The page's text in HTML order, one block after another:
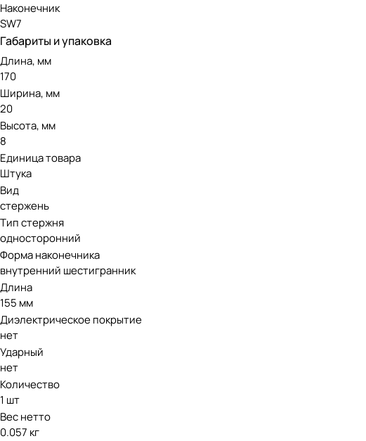
Наконечник
SW7
Габариты и упаковка
Длина, мм
170
Ширина, мм
20
Высота, мм
8
Единица товара
Штука
Вид
стержень
Тип стержня
односторонний
Форма наконечника
внутренний шестигранник
Длина
155 мм
Диэлектрическое покрытие
нет
Ударный
нет
Количество
1 шт
Вес нетто
0.057 кг